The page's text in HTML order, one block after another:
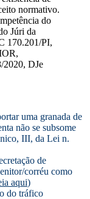
normativo.
do
Júri da
170.201/PI,
DJe
uma granada de
não se subsome
III, da Lei n.
de
corréu como
aqui)
do tráfico